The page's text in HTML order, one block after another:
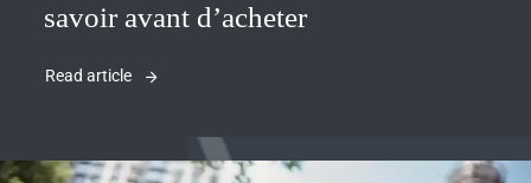
savoir avant d’acheter
Read article